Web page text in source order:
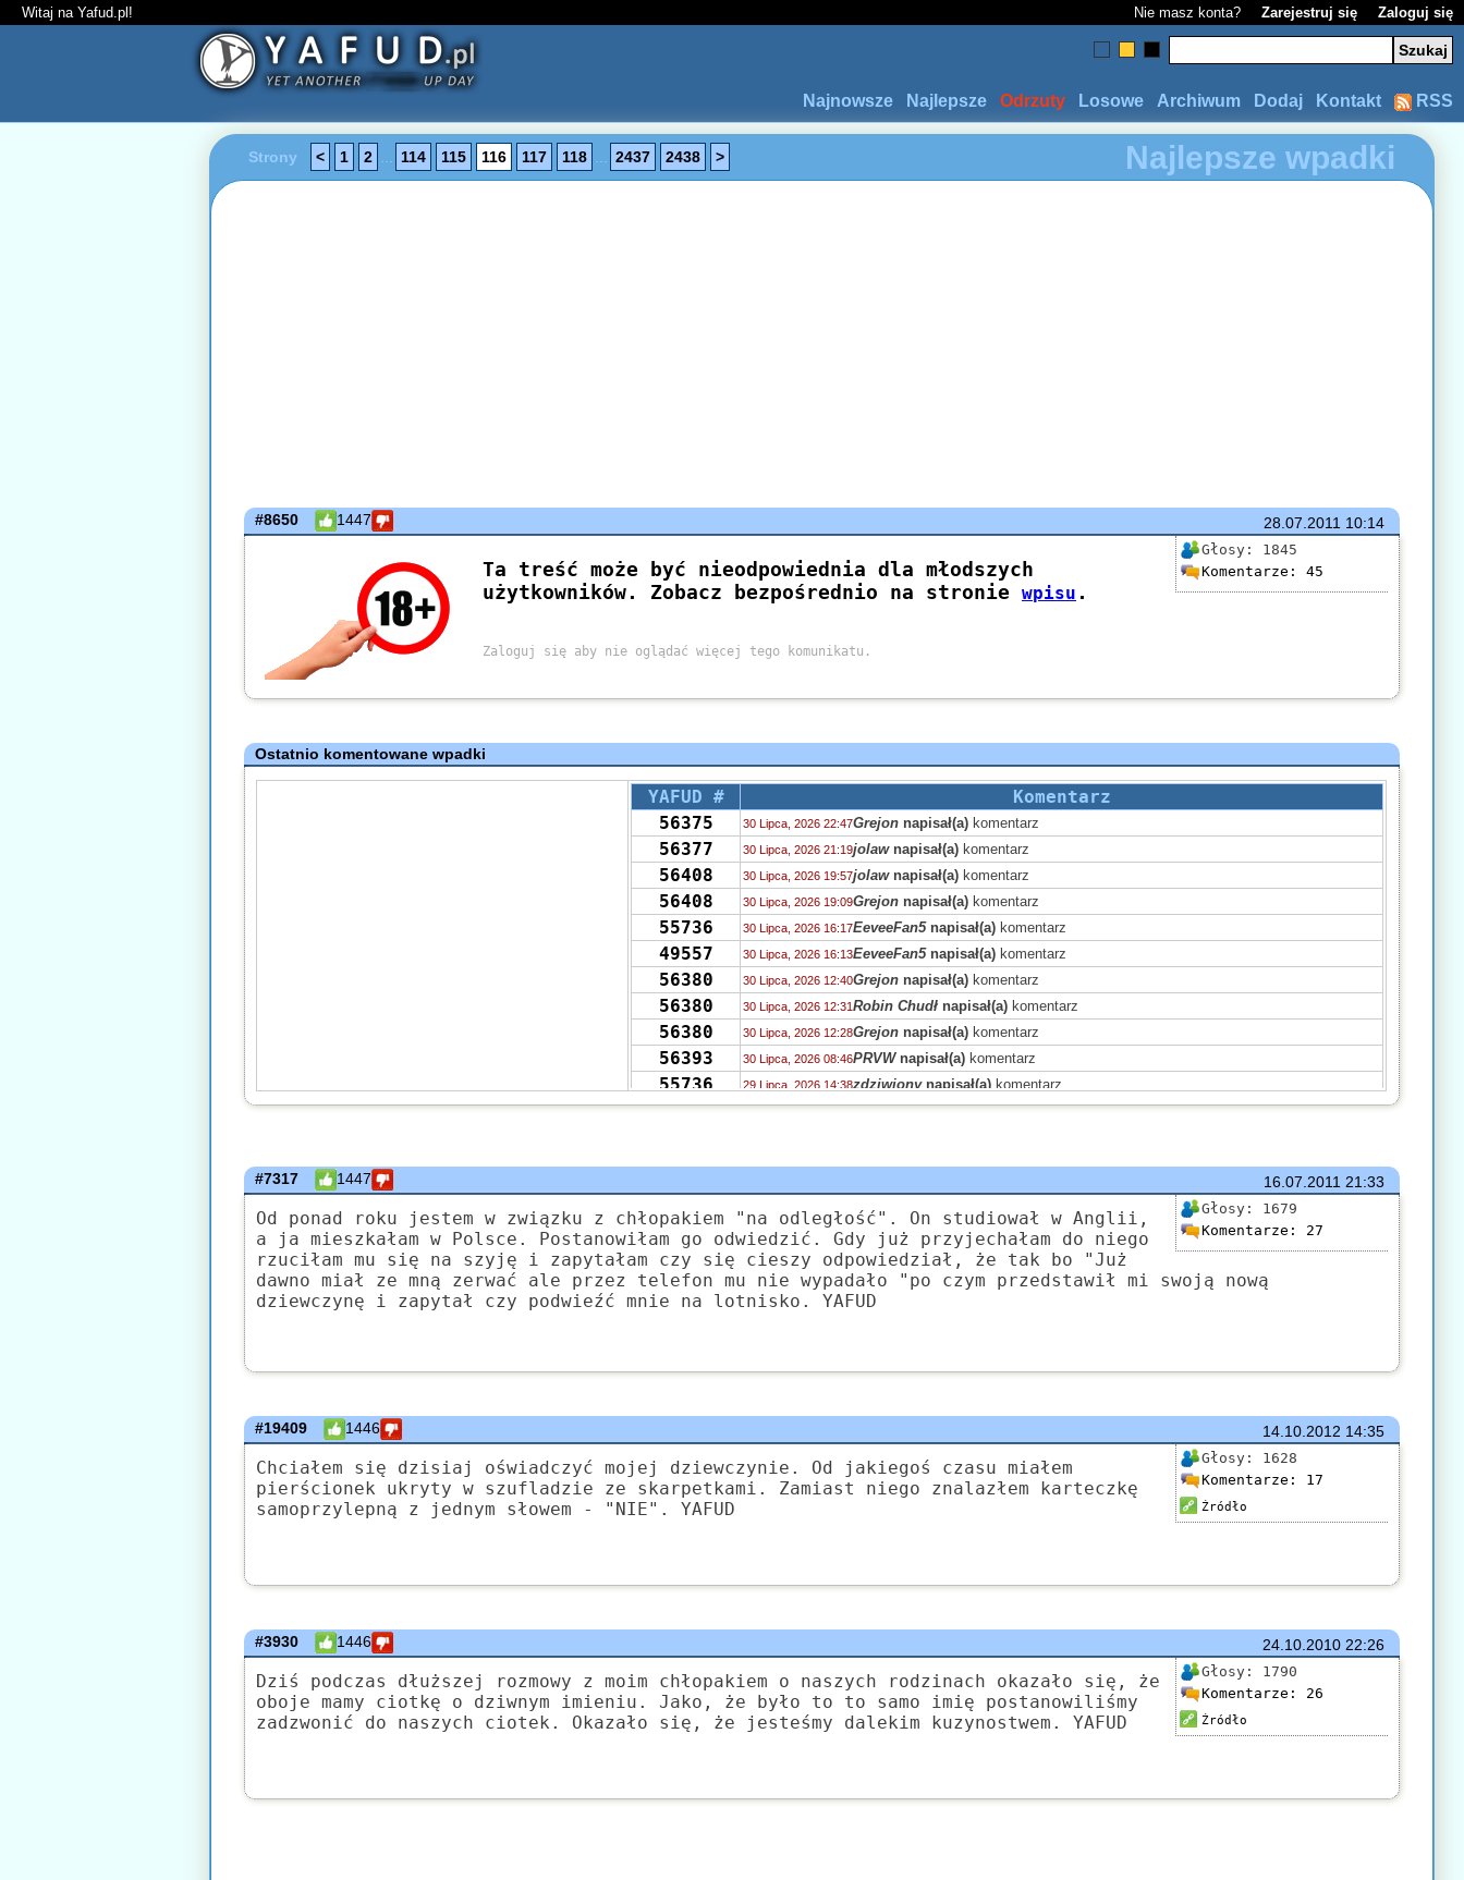
Witaj na Yafud.pl! Nie masz konta? Zarejestruj się Zaloguj się
RSS
Kontakt
Dodaj
Archiwum
Losowe
Odrzuty
Najlepsze
Najnowsze
Najlepsze wpadki
Strony < 1 2 114 115 116 117 118 2437 2438 >
28.07.2011 10:14
#8650 1447
Głosy: 1845
Komentarze: 45
Ostatnio komentowane wpadki
YAFUD #
Komentarz
56375
30 Lipca, 2026 22:47Grejon napisał(a) komentarz
56377 30 Lipca, 2026 21:19jolawnapisał(a) komentarz
56408 30 Lipca, 2026 19:57jolawnapisał(a) komentarz
56408 30 Lipca, 2026 19:09Grejon napisał(a) komentarz
55736 30 Lipca, 2026 16:17EeveeFan5napisał(a) komentarz
49557 30 Lipca, 2026 16:13EeveeFan5napisał(a) komentarz
56380 30 Lipca, 2026 12:40Grejon napisał(a) komentarz
56380 30 Lipca, 2026 12:31Robin Chudł napisał(a) komentarz
56380 30 Lipca, 2026 12:28Grejon napisał(a) komentarz
56393 30 Lipca, 2026 08:46PRVWnapisał(a) komentarz
55736 29 Lipca, 2026 14:38zdziwionynapisał(a) komentarz
55730 29 Lipca, 2026 14:03Drag0nnapisał(a)komentarz
55723 QTWUnapisał(a)komentarz
56386 num num catnapisał(a)komentarz
55736 28 Lipca, 2026 20:38Nikinapisał(a)komentarz
55732 28 Lipca, 2026 17:45Luziknapisał(a)komentarz
55732 28 Lipca, 2026 15:51czarodziejniknapisał(a)komentarz
55732 28 Lipca, 2026 15:22kalectwonapisał(a) komentarz
16.07.2011 21:33
#7317 1447
Głosy: 1679
Komentarze: 27
Od ponad roku jestem w związku z chłopakiem "na odległość". On studiował w Anglii,
a ja mieszkałam w Polsce. Postanowiłam go odwiedzić. Gdy już przyjechałam do niego
rzuciłam mu się na szyję i zapytałam czy się cieszy odpowiedział, że tak bo "Już
dawno miał ze mną zerwać ale przez telefon mu nie wypadało "po czym przedstawił mi swoją nową
dziewczynę i zapytał czy podwieźć mnie na lotnisko. YAFUD
14.10.2012 14:35
#19409 1446
Głosy: 1628
Komentarze: 17
Źródło
Chciałem się dzisiaj oświadczyć mojej dziewczynie. Od jakiegoś czasu miałem
pierścionek ukryty w szufladzie ze skarpetkami. Zamiast niego znalazłem karteczkę
samoprzylepną z jednym słowem - "NIE". YAFUD
24.10.201022:26
#3930 1446
Głosy: 1790
Komentarze: 26
Źródło
Dziś podczas dłuższej rozmowy z moim chłopakiem o naszych rodzinach okazało się, że
oboje mamy ciotkę o dziwnym imieniu. Jako, że było to to samo imię postanowiliśmy
zadzwonić do naszych ciotek. Okazało się, że jesteśmy dalekim kuzynostwem. YAFUD